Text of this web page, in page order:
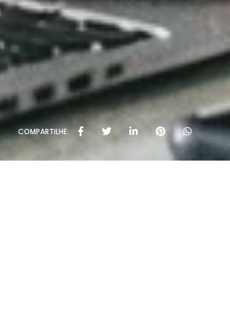
COMPARTILHE: